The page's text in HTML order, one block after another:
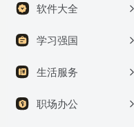
软件大全
学习强国
生活服务
职场办公